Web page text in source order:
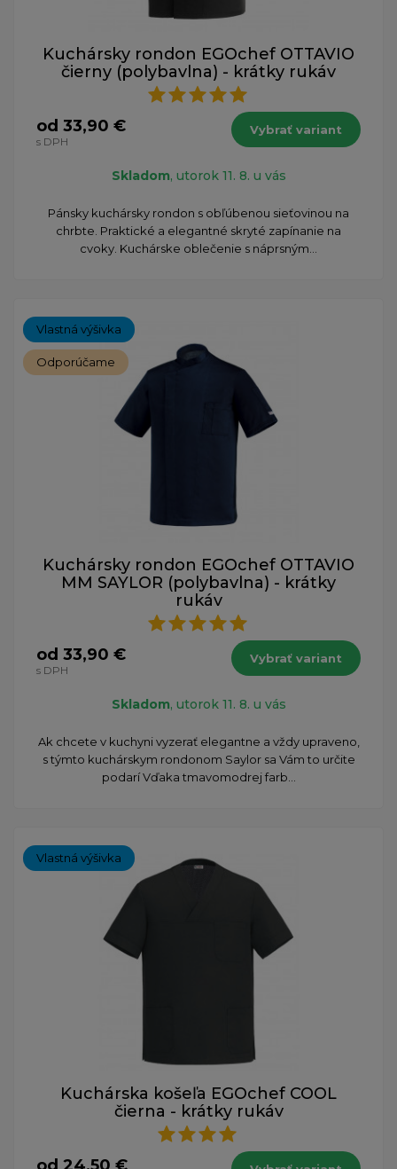
Kuchársky rondon EGOchef OTTAVIO
čierny (polybavlna) - krátky rukáv
od 33,90 €
s DPH
Vybrať variant
Skladom, utorok 11. 8. u vás
Pánsky kuchársky rondon s obľúbenou sieťovinou na
chrbte. Praktické a elegantné skryté zapínanie na
cvoky. Kuchárske oblečenie s náprsným...
Vlastná výšivka
Odporúčame
Kuchársky rondon EGOchef OTTAVIO
MM SAYLOR (polybavlna) - krátky
rukáv
od 33,90 €
s DPH
Vybrať variant
Skladom, utorok 11. 8. u vás
Ak chcete v kuchyni vyzerať elegantne a vždy upraveno,
s týmto kuchárskym rondonom Saylor sa Vám to určite
podarí Vďaka tmavomodrej farb...
Vlastná výšivka
Kuchárska košeľa EGOchef COOL
čierna - krátky rukáv